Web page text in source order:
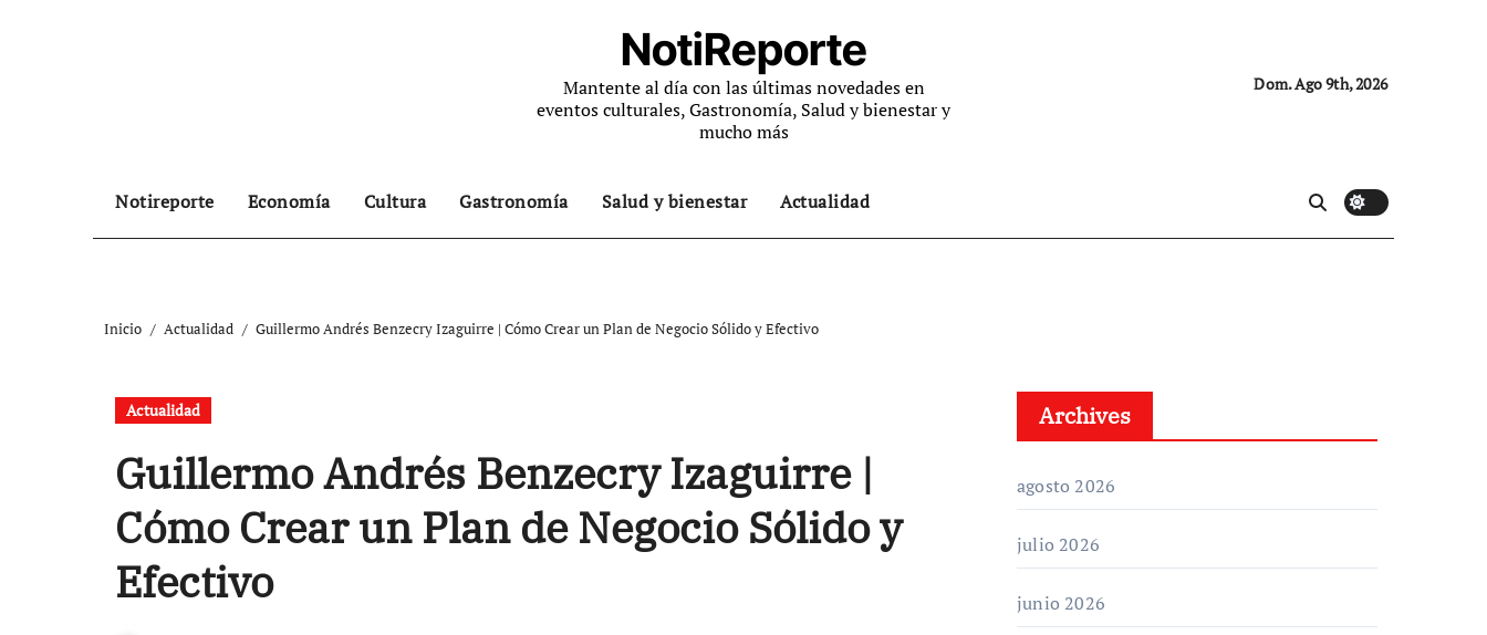
NotiReporte
Mantente al día con las últimas novedades en
eventos culturales, Gastronomía, Salud y bienestar y
mucho más
Dom. Ago 9th, 2026
Notireporte Economía Cultura Gastronomía Salud y bienestar Actualidad
Inicio Actualidad Guillermo Andrés Benzecry Izaguirre | Cómo Crear un Plan de Negocio Sólido y Efectivo
Actualidad
Guillermo Andrés Benzecry Izaguirre |
Cómo Crear un Plan de Negocio Sólido y
Efectivo
Archives
agosto 2026
julio 2026
junio 2026